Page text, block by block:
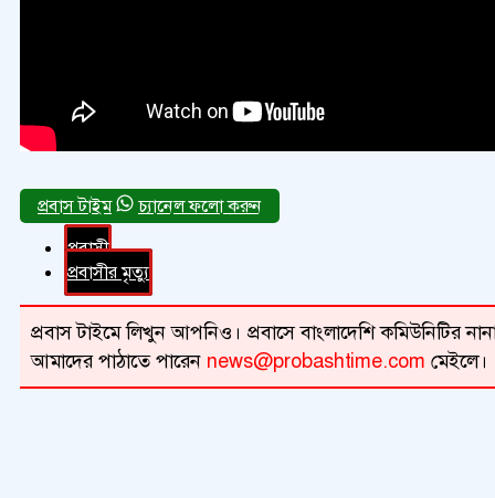
চ্যানেল ফলো করুন
প্রবাসী
প্রবাসীর মৃত্যু
প্রবাস টাইমে লিখুন আপনিও। প্রবাসে বাংলাদেশি কমিউনিটির
আমাদের পাঠাতে পারেন news@probashtime.com মেইলে।